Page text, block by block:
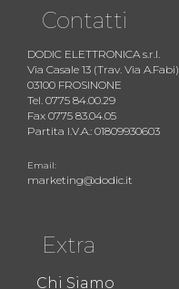
Contatti
DODIC ELETTRONICA s.r.l.
Via Casale 13 (Trav. Via A.Fabi)
03100 FROSINONE
Tel. 0775 84.00.29
Fax 0775 83.04.05
Partita I.V.A.: 01809930603
Email:
marketing@dodic.it
Extra
Chi Siamo